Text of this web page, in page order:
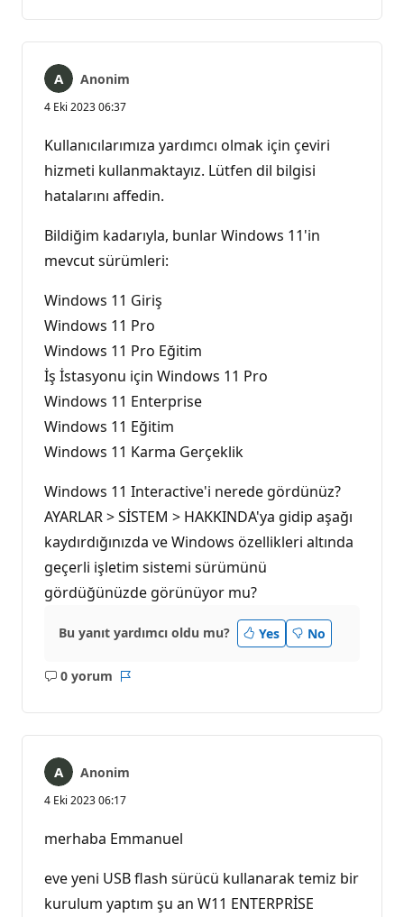
Anonim
4 Eki 2023 06:37
Kullanıcılarımıza yardımcı olmak için çeviri
hizmeti kullanmaktayız. Lütfen dil bilgisi
hatalarını affedin.
Bildiğim kadarıyla, bunlar Windows 11'in
mevcut sürümleri:
Windows 11 Giriş
Windows 11 Pro
Windows 11 Pro Eğitim
İş İstasyonu için Windows 11 Pro
Windows 11 Enterprise
Windows 11 Eğitim
Windows 11 Karma Gerçeklik
Windows 11 Interactive'i nerede gördünüz?
AYARLAR > SİSTEM > HAKKINDA'ya gidip aşağı
kaydırdığınızda ve Windows özellikleri altında
geçerli işletim sistemi sürümünü
gördüğünüzde görünüyor mu?
Bu yanıt yardımcı oldu mu? Yes No
0 yorum
Açıklama
Anonim
4 Eki 2023 06:17
merhaba Emmanuel
eve yeni USB flash sürücü kullanarak temiz bir
kurulum yaptım şu an W11 ENTERPRİSE